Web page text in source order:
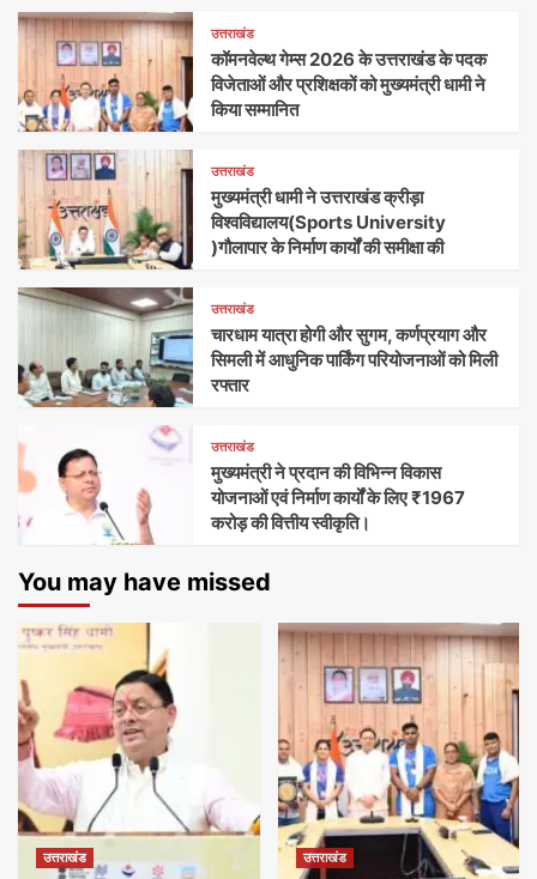
उत्तराखंड
कॉमनवेल्थ गेम्स 2026 के उत्तराखंड के पदक
विजेताओं और प्रशिक्षकों को मुख्यमंत्री धामी ने
किया सम्मानित
उत्तराखंड
मुख्यमंत्री धामी ने उत्तराखंड क्रीड़ा
विश्वविद्यालय(Sports University
)गौलापार के निर्माण कार्यों की समीक्षा की
उत्तराखंड
चारधाम यात्रा होगी और सुगम, कर्णप्रयाग और
सिमली में आधुनिक पार्किंग परियोजनाओं को मिली
रफ्तार
उत्तराखंड
मुख्यमंत्री ने प्रदान की विभिन्न विकास
योजनाओं एवं निर्माण कार्यों के लिए ₹1967
करोड़ की वित्तीय स्वीकृति।
You may have missed
उत्तराखंड उत्तराखंड